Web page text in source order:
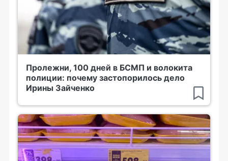
Пролежни, 100 дней в БСМП и волокита
полиции: почему застопорилось дело
Ирины Зайченко